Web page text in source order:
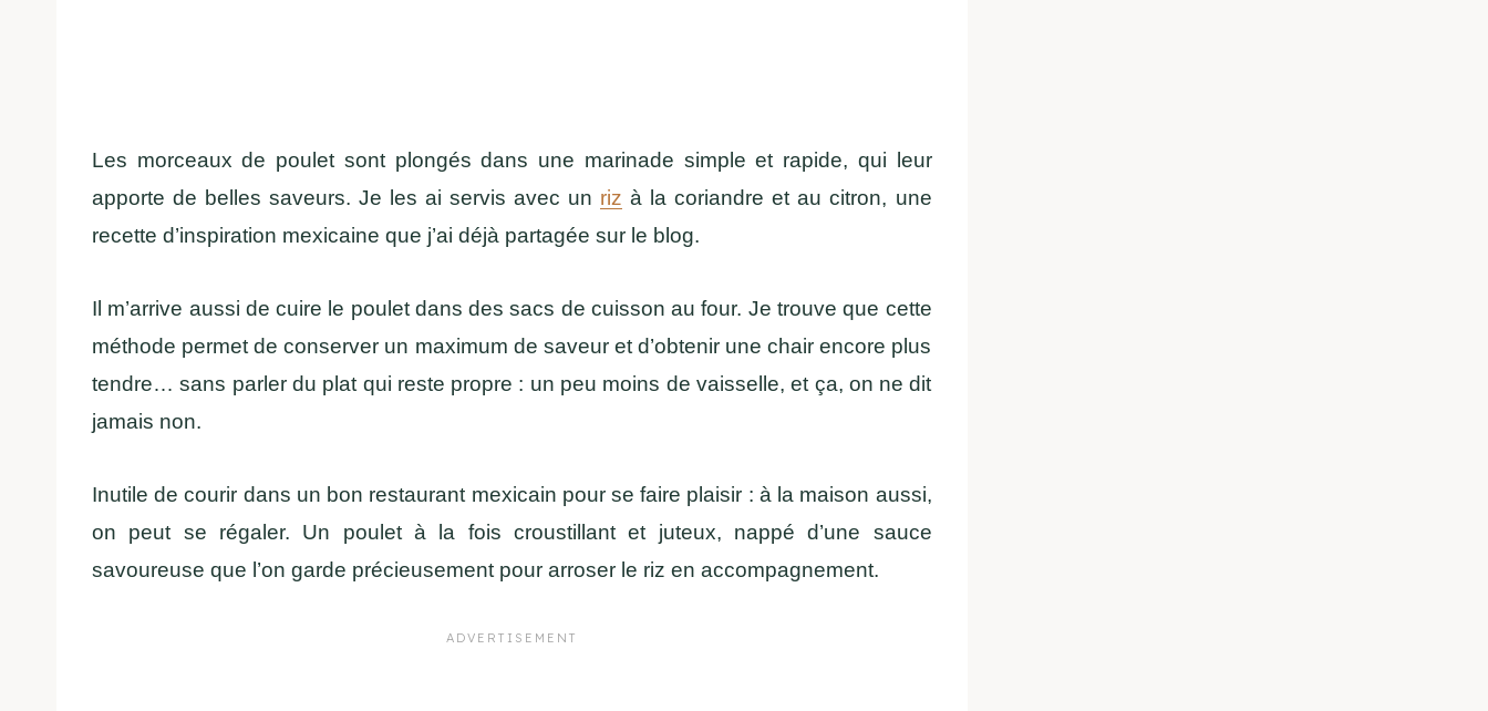
Les morceaux de poulet sont plongés dans une marinade simple et rapide, qui leur
apporte de belles saveurs. Je les ai servis avec un riz à la coriandre et au citron, une
recette d’inspiration mexicaine que j’ai déjà partagée sur le blog.
Il m’arrive aussi de cuire le poulet dans des sacs de cuisson au four. Je trouve que cette
méthode permet de conserver un maximum de saveur et d’obtenir une chair encore plus
tendre… sans parler du plat qui reste propre : un peu moins de vaisselle, et ça, on ne dit
jamais non.
Inutile de courir dans un bon restaurant mexicain pour se faire plaisir : à la maison aussi,
on peut se régaler. Un poulet à la fois croustillant et juteux, nappé d’une sauce
savoureuse que l’on garde précieusement pour arroser le riz en accompagnement.